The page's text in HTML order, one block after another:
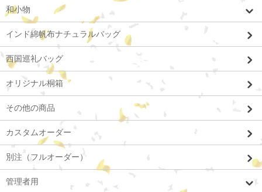
和小物
インド綿帆布ナチュラルバッグ
西国巡礼バッグ
オリジナル桐箱
その他の商品
カスタムオーダー
別注（フルオーダー）
管理者用